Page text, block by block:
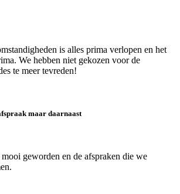
is alles prima verlopen en het
We hebben niet gekozen voor de
te meer tevreden!
maar daarnaast
geworden en de afspraken die we